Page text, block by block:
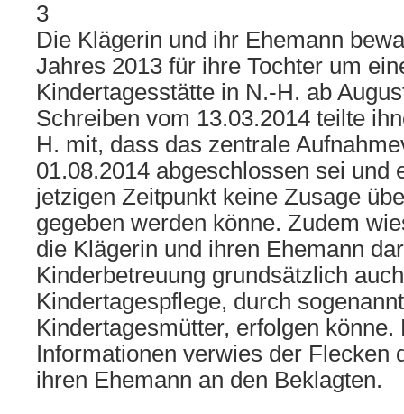
3
Die Klägerin und ihr Ehemann
Jahres 2013 für ihre Tochter um
Kindertagesstätte in N.-H. ab
Schreiben vom 13.03.2014 teilte
H. mit, dass das zentrale
01.08.2014 abgeschlossen sei und
jetzigen Zeitpunkt keine Zusage
gegeben werden könne. Zudem
die Klägerin und ihren Ehemann
Kinderbetreuung grundsätzlich
Kindertagespflege, durch
Kindertagesmütter, erfolgen könne.
Informationen verwies der Flecken
ihren Ehemann an den Beklagten.